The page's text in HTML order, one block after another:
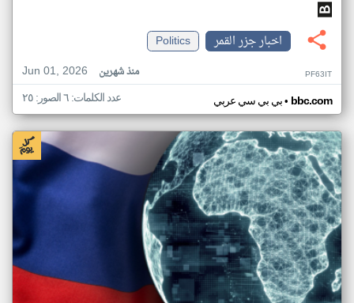
اخبار جزر القمر
Politics
Jun 01, 2026
منذ شهرين PF63IT
بي بي سي عربي• bbc.com عدد الكلمات: ٦ الصور: ٢٥